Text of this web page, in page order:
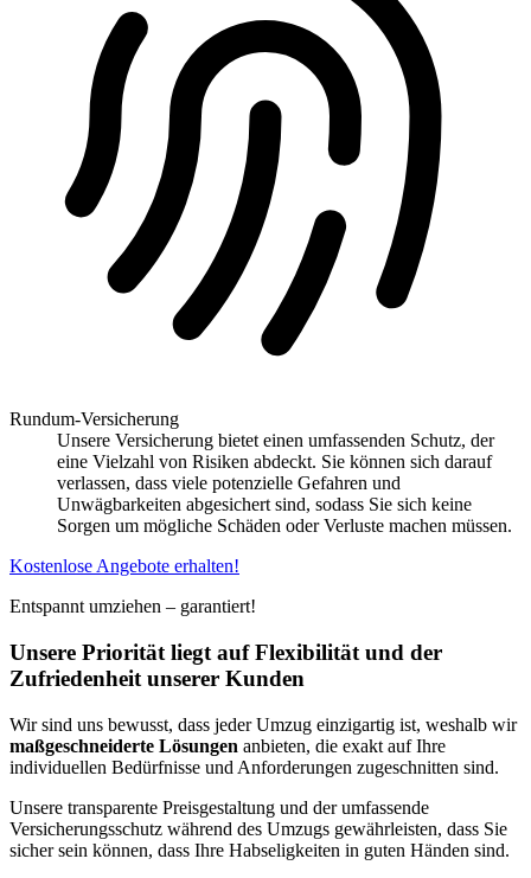
Rundum-Versicherung
Unsere Versicherung bietet einen umfassenden Schutz, der
eine Vielzahl von Risiken abdeckt. Sie können sich darauf
verlassen, dass viele potenzielle Gefahren und
Unwägbarkeiten abgesichert sind, sodass Sie sich keine
Sorgen um mögliche Schäden oder Verluste machen müssen.
Kostenlose Angebote erhalten!
Entspannt umziehen – garantiert!
Unsere Priorität liegt auf Flexibilität und der
Zufriedenheit unserer Kunden
Wir sind uns bewusst, dass jeder Umzug einzigartig ist, weshalb wir
maßgeschneiderte Lösungen anbieten, die exakt auf Ihre
individuellen Bedürfnisse und Anforderungen zugeschnitten sind.
Unsere transparente Preisgestaltung und der umfassende
Versicherungsschutz während des Umzugs gewährleisten, dass Sie
sicher sein können, dass Ihre Habseligkeiten in guten Händen sind.